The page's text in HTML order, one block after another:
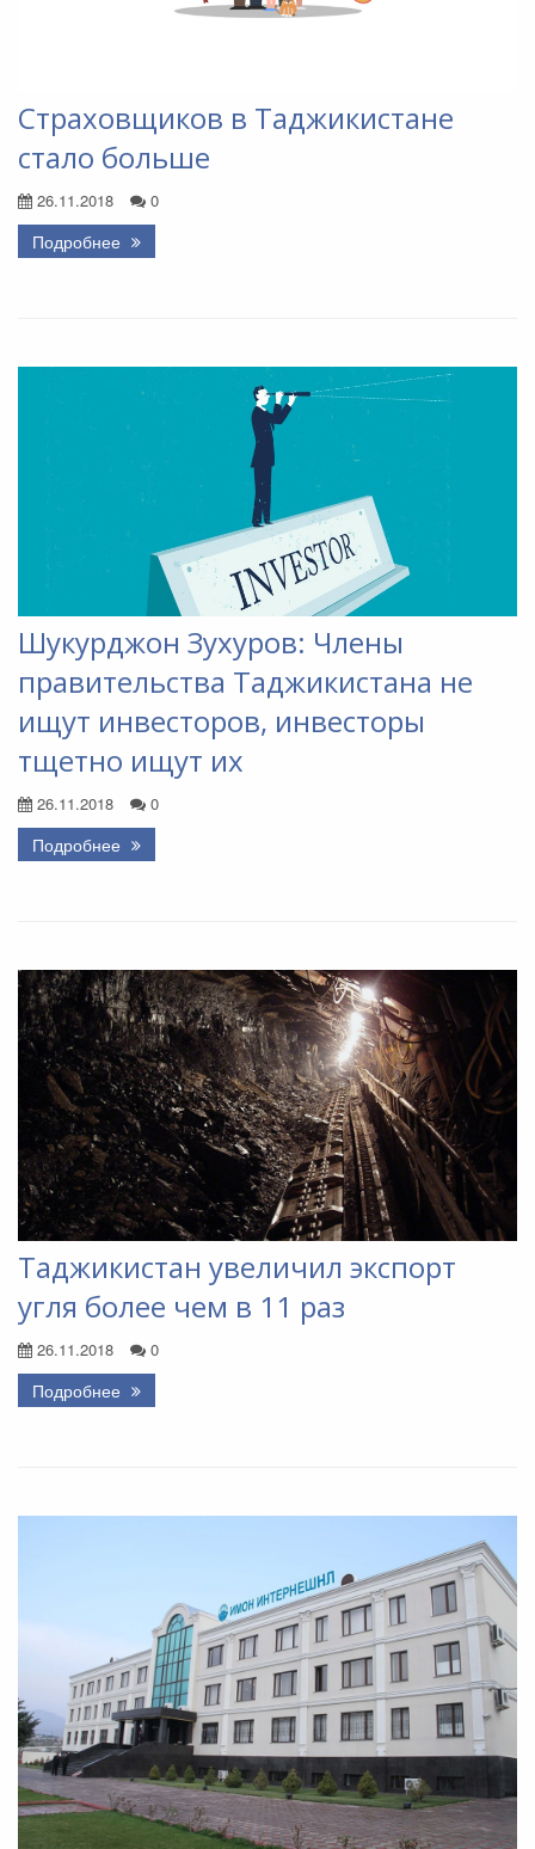
Страховщиков в Таджикистане
стало больше
26.11.2018 0
Подробнее
Шукурджон Зухуров: Члены
правительства Таджикистана не
ищут инвесторов, инвесторы
тщетно ищут их
26.11.2018 0
Подробнее
Таджикистан увеличил экспорт
угля более чем в 11 раз
26.11.2018 0
Подробнее